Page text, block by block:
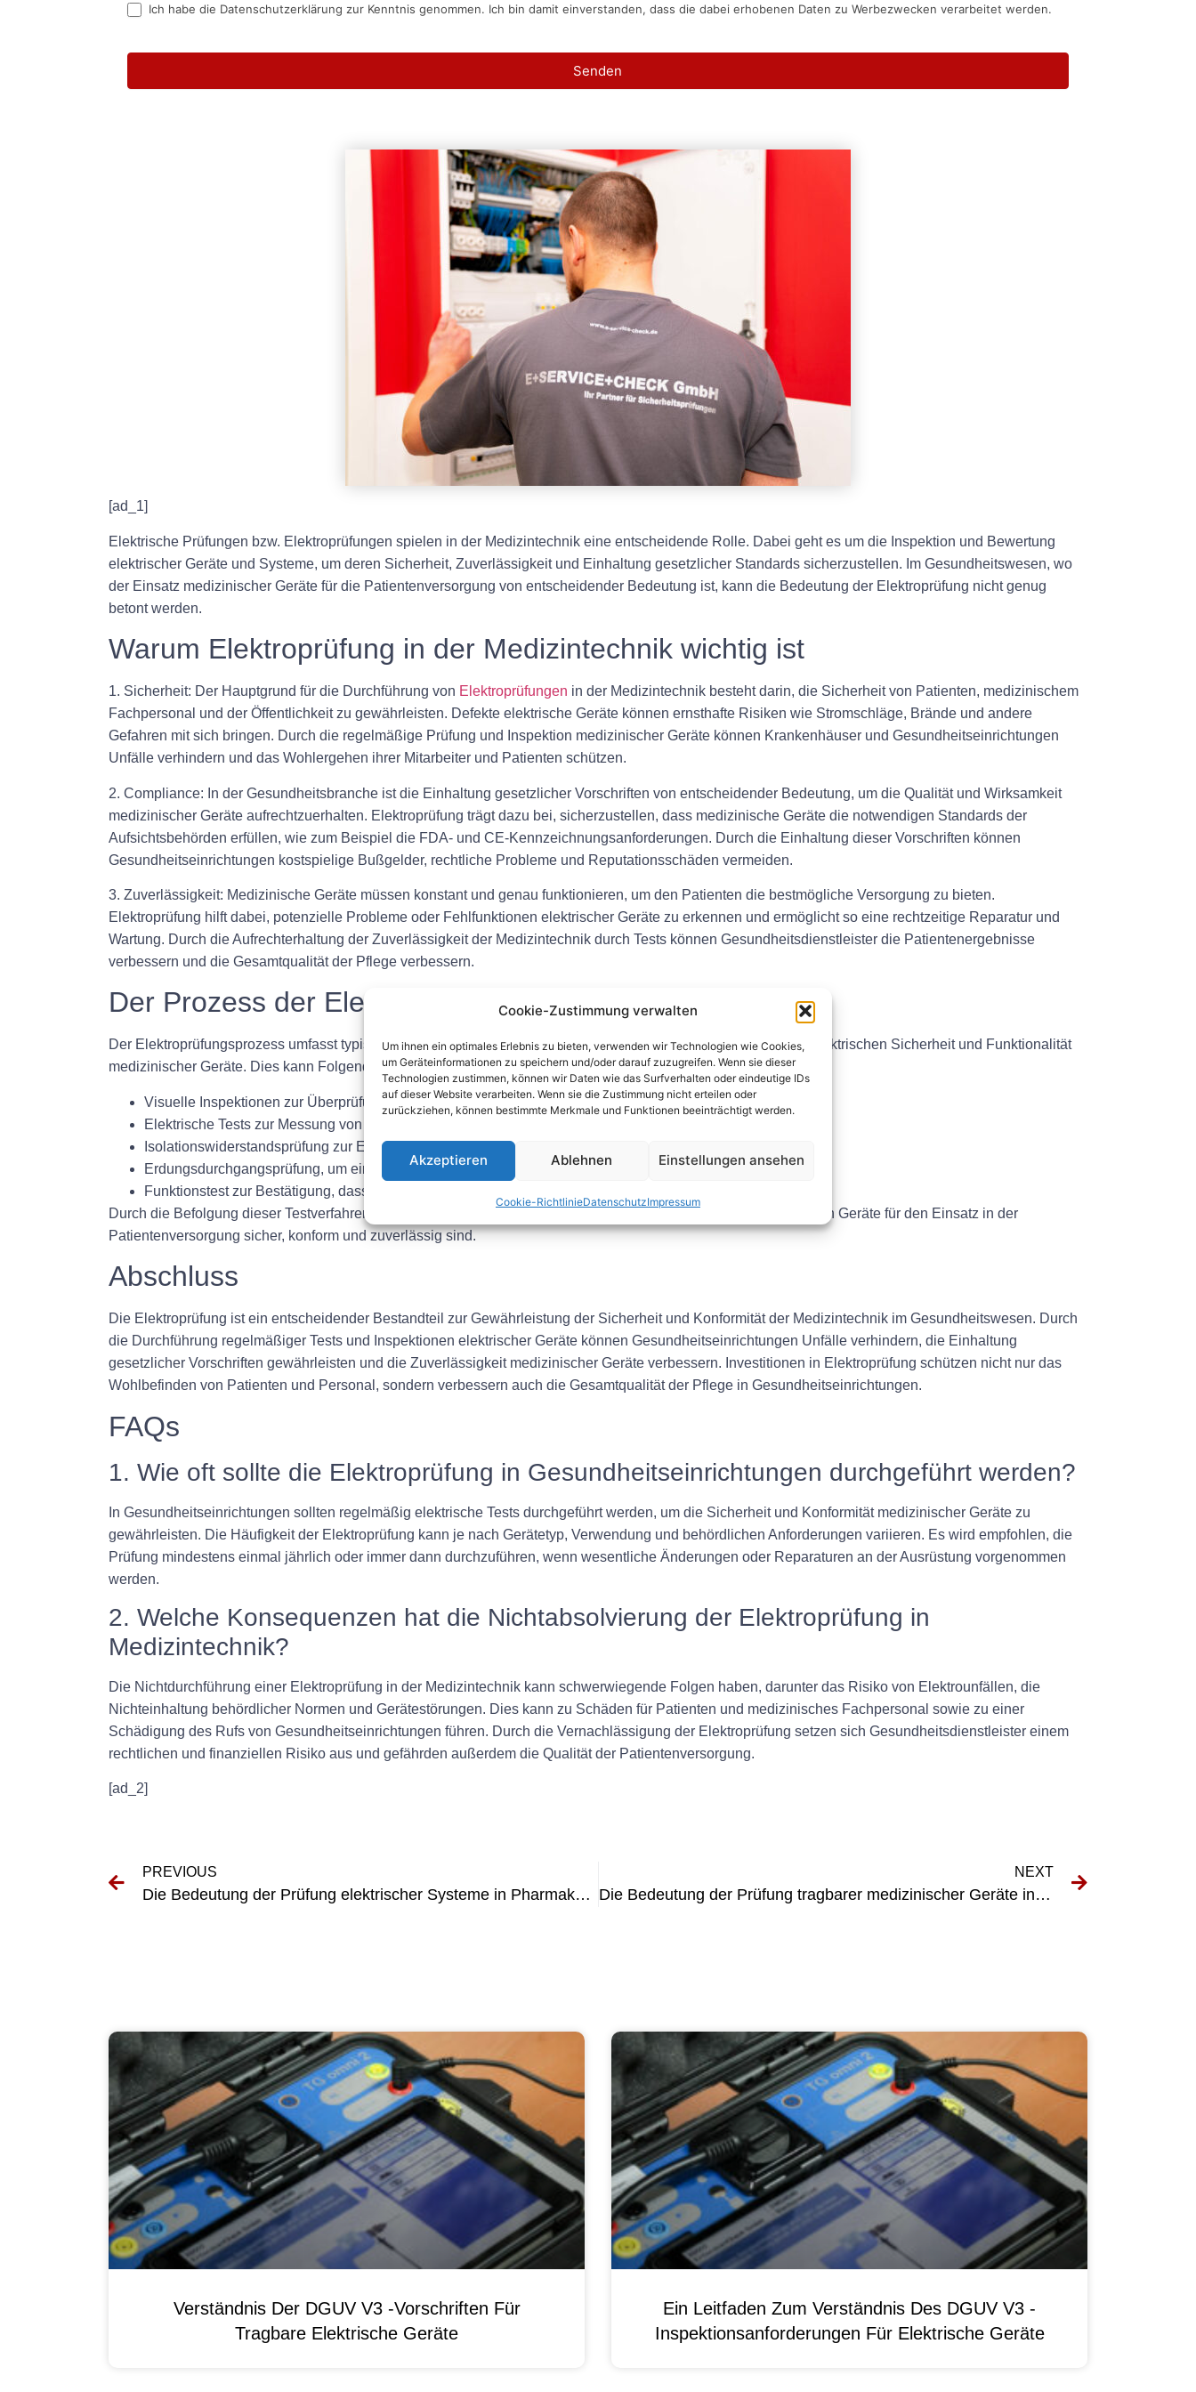
Cookie-Zustimmung verwalten
Um ihnen ein optimales Erlebnis zu bieten, verwenden wir Technologien wie Cookies,
um Geräteinformationen zu speichern und/oder darauf zuzugreifen. Wenn sie dieser
Technologien zustimmen, können wir Daten wie das Surfverhalten oder eindeutige IDs
auf dieser Website verarbeiten. Wenn sie die Zustimmung nicht erteilen oder
zurückziehen, können bestimmte Merkmale und Funktionen beeinträchtigt werden.
Akzeptieren Ablehnen Einstellungen ansehen
Cookie-RichtlinieDatenschutzImpressum
Ich habe die Datenschutzerklärung zur Kenntnis genommen. Ich bin damit einverstanden, dass die dabei erhobenen Daten zu Werbezwecken verarbeitet werden.
Senden
[ad_1]
Elektrische Prüfungen bzw. Elektroprüfungen spielen in der Medizintechnik eine entscheidende Rolle. Dabei geht es um die Inspektion und Bewertung
elektrischer Geräte und Systeme, um deren Sicherheit, Zuverlässigkeit und Einhaltung gesetzlicher Standards sicherzustellen. Im Gesundheitswesen, wo
der Einsatz medizinischer Geräte für die Patientenversorgung von entscheidender Bedeutung ist, kann die Bedeutung der Elektroprüfung nicht genug
betont werden.
Warum Elektroprüfung in der Medizintechnik wichtig ist
1. Sicherheit: Der Hauptgrund für die Durchführung von Elektroprüfungen in der Medizintechnik besteht darin, die Sicherheit von Patienten, medizinischem
Fachpersonal und der Öffentlichkeit zu gewährleisten. Defekte elektrische Geräte können ernsthafte Risiken wie Stromschläge, Brände und andere
Gefahren mit sich bringen. Durch die regelmäßige Prüfung und Inspektion medizinischer Geräte können Krankenhäuser und Gesundheitseinrichtungen
Unfälle verhindern und das Wohlergehen ihrer Mitarbeiter und Patienten schützen.
2. Compliance: In der Gesundheitsbranche ist die Einhaltung gesetzlicher Vorschriften von entscheidender Bedeutung, um die Qualität und Wirksamkeit
medizinischer Geräte aufrechtzuerhalten. Elektroprüfung trägt dazu bei, sicherzustellen, dass medizinische Geräte die notwendigen Standards der
Aufsichtsbehörden erfüllen, wie zum Beispiel die FDA- und CE-Kennzeichnungsanforderungen. Durch die Einhaltung dieser Vorschriften können
Gesundheitseinrichtungen kostspielige Bußgelder, rechtliche Probleme und Reputationsschäden vermeiden.
3. Zuverlässigkeit: Medizinische Geräte müssen konstant und genau funktionieren, um den Patienten die bestmögliche Versorgung zu bieten.
Elektroprüfung hilft dabei, potenzielle Probleme oder Fehlfunktionen elektrischer Geräte zu erkennen und ermöglicht so eine rechtzeitige Reparatur und
Wartung. Durch die Aufrechterhaltung der Zuverlässigkeit der Medizintechnik durch Tests können Gesundheitsdienstleister die Patientenergebnisse
verbessern und die Gesamtqualität der Pflege verbessern.
Der Prozess der Elektroprüfung in der Medizintechnik
Der Elektroprüfungsprozess umfasst typischerweise eine Reihe von Tests und Inspektionen zur Beurteilung der elektrischen Sicherheit und Funktionalität
medizinischer Geräte. Dies kann Folgendes umfassen:
Visuelle Inspektionen zur Überprüfung auf Anzeichen von Beschädigung oder Abnutzung.
Elektrische Tests zur Messung von Spannung, Strom und Widerstand.
Isolationswiderstandsprüfung zur Erkennung eventueller Isolationsfehler.
Erdungsdurchgangsprüfung, um eine ordnungsgemäße Erdung der Geräte sicherzustellen.
Funktionstest zur Bestätigung, dass das Gerät ordnungsgemäß funktioniert.
Durch die Befolgung dieser Testverfahren können Gesundheitseinrichtungen sicherstellen, dass ihre medizinischen Geräte für den Einsatz in der
Patientenversorgung sicher, konform und zuverlässig sind.
Abschluss
Die Elektroprüfung ist ein entscheidender Bestandteil zur Gewährleistung der Sicherheit und Konformität der Medizintechnik im Gesundheitswesen. Durch
die Durchführung regelmäßiger Tests und Inspektionen elektrischer Geräte können Gesundheitseinrichtungen Unfälle verhindern, die Einhaltung
gesetzlicher Vorschriften gewährleisten und die Zuverlässigkeit medizinischer Geräte verbessern. Investitionen in Elektroprüfung schützen nicht nur das
Wohlbefinden von Patienten und Personal, sondern verbessern auch die Gesamtqualität der Pflege in Gesundheitseinrichtungen.
FAQs
1. Wie oft sollte die Elektroprüfung in Gesundheitseinrichtungen durchgeführt werden?
In Gesundheitseinrichtungen sollten regelmäßig elektrische Tests durchgeführt werden, um die Sicherheit und Konformität medizinischer Geräte zu
gewährleisten. Die Häufigkeit der Elektroprüfung kann je nach Gerätetyp, Verwendung und behördlichen Anforderungen variieren. Es wird empfohlen, die
Prüfung mindestens einmal jährlich oder immer dann durchzuführen, wenn wesentliche Änderungen oder Reparaturen an der Ausrüstung vorgenommen
werden.
2. Welche Konsequenzen hat die Nichtabsolvierung der Elektroprüfung in
Medizintechnik?
Die Nichtdurchführung einer Elektroprüfung in der Medizintechnik kann schwerwiegende Folgen haben, darunter das Risiko von Elektrounfällen, die
Nichteinhaltung behördlicher Normen und Gerätestörungen. Dies kann zu Schäden für Patienten und medizinisches Fachpersonal sowie zu einer
Schädigung des Rufs von Gesundheitseinrichtungen führen. Durch die Vernachlässigung der Elektroprüfung setzen sich Gesundheitsdienstleister einem
rechtlichen und finanziellen Risiko aus und gefährden außerdem die Qualität der Patientenversorgung.
[ad_2]
PREVIOUS
Die Bedeutung der Prüfung elektrischer Systeme in Pharmakologieeinrichtungen verstehen
NEXT
Die Bedeutung der Prüfung tragbarer medizinischer Geräte in der Pharmakologie
Verständnis Der DGUV V3 -Vorschriften Für
Tragbare Elektrische Geräte
Ein Leitfaden Zum Verständnis Des DGUV V3 -
Inspektionsanforderungen Für Elektrische Geräte